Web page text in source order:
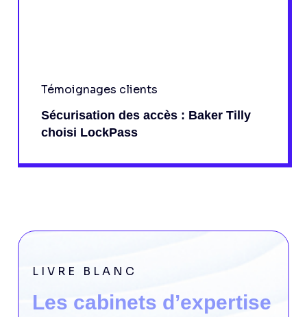
Témoignages clients
Sécurisation des accès : Baker Tilly
choisi LockPass
LIVRE BLANC
Les cabinets d’expertise